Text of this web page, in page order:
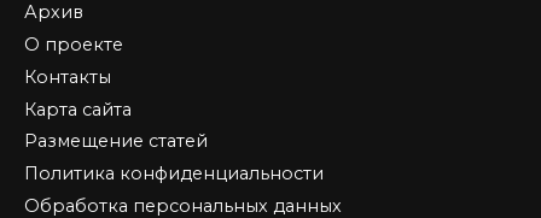
Архив
О проекте
Контакты
Карта сайта
Размещение статей
Политика конфиденциальности
Обработка персональных данных